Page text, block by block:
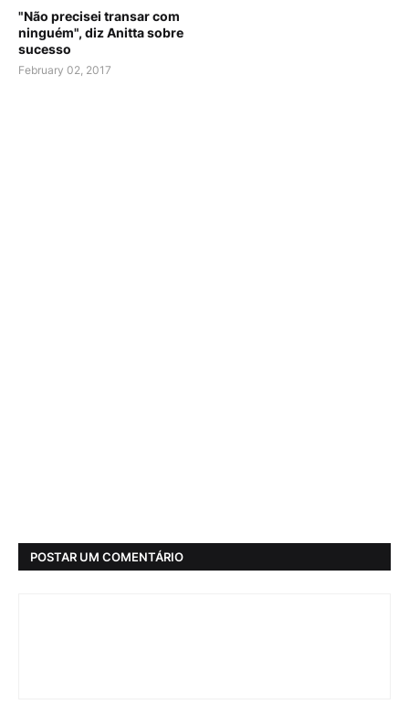
"Não precisei transar com
ninguém", diz Anitta sobre
sucesso
February 02, 2017
POSTAR UM COMENTÁRIO